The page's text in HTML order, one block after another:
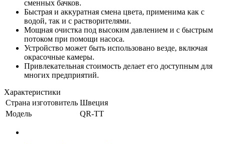
сменных бачков.
Быстрая и аккуратная смена цвета, применима как с
водой, так и с растворителями.
Мощная очистка под высоким давлением и с быстрым
потоком при помощи насоса.
Устройство может быть использовано везде, включая
окрасочные камеры.
Привлекательная стоимость делает его доступным для
многих предприятий.
Характеристики
Страна изготовитель Швеция
Модель
QR-TT